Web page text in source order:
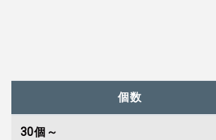
個数
30個～